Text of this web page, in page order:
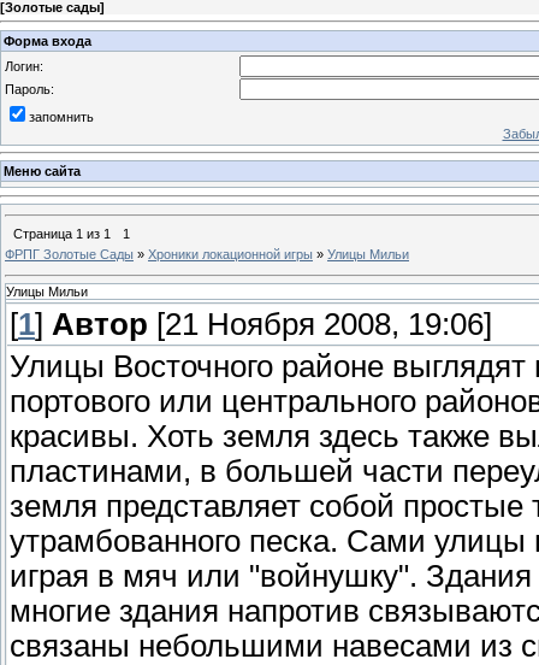
[Золотые сады]
Форма входа
Логин:
Пароль:
запомнить
Меню сайта
Страница 1 из 1
1
ФРПГ Золотые Сады » Хроники локационной игры » Улицы Мильи
Улицы Мильи
[1] Автор [21 Ноября 2008, 19:06]
Улицы Восточного районе
портового или центрального
красивы. Хоть земля здесь также
пластинами, в большей части
земля представляет собой простые
утрамбованного песка. Сами улицы
играя в мяч или "войнушку". Здания
многие здания напротив
связаны небольшими навесами из